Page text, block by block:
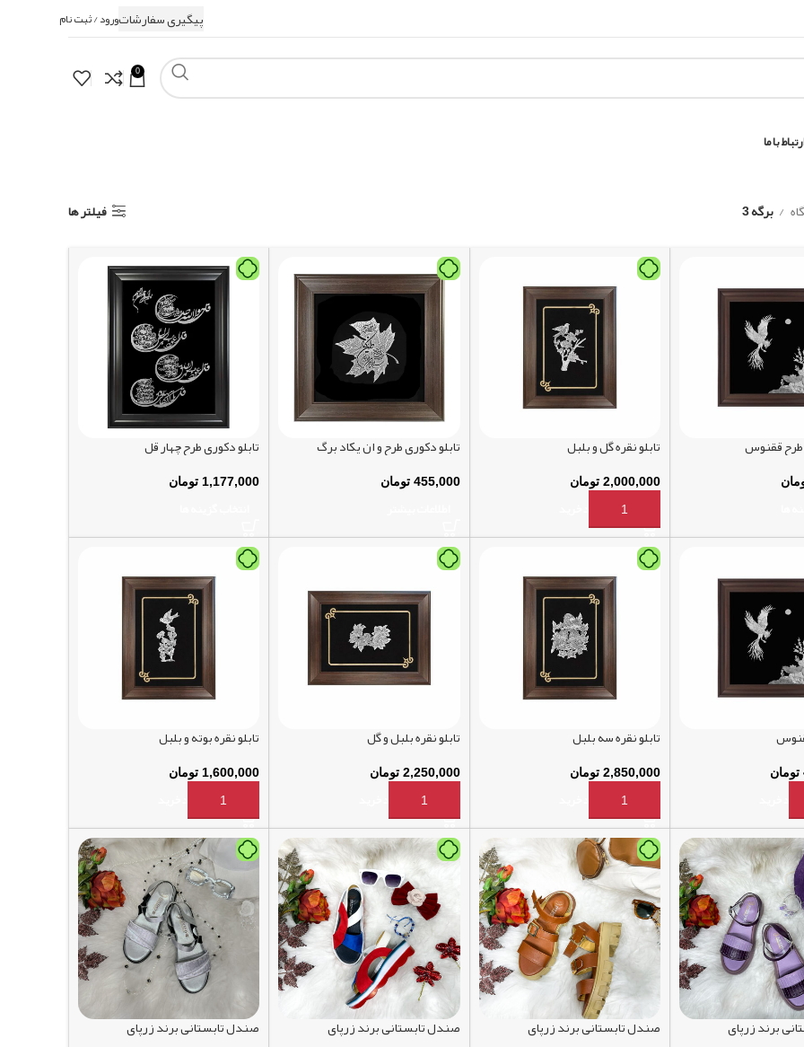
پیگیری سفارشاتورود / ثبت نام
0
ارتباط با ما
برگه 3 فیلتر ها
طرح ققنوس تابلو نقره گل و بلبل
2,000,000 تومان
افزودن به سبد خرید
تابلو دکوری طرح و ان یکاد برگ
455,000 تومان
تابلو دکوری طرح چهار قل
1,177,000 تومان
تومان
خرید
تابلو نقره سه بلبل
2,850,000 تومان
افزودن به سبد خرید
تابلو نقره بلبل و گل
2,250,000 تومان
افزودن به سبد خرید
تابلو نقره بوته و بلبل
1,600,000 تومان
افزودن به سبد خرید
برند زرپای صندل تابستانی برند زرپای صندل تابستانی برند زرپای صندل تابستانی برند زرپای